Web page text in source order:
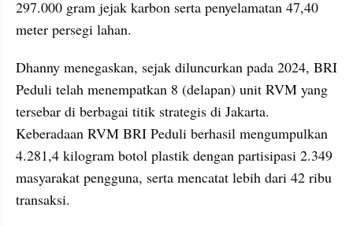
297.000 gram jejak karbon serta penyelamatan 47,40
meter persegi lahan.
Dhanny menegaskan, sejak diluncurkan pada 2024, BRI
Peduli telah menempatkan 8 (delapan) unit RVM yang
tersebar di berbagai titik strategis di Jakarta.
Keberadaan RVM BRI Peduli berhasil mengumpulkan
4.281,4 kilogram botol plastik dengan partisipasi 2.349
masyarakat pengguna, serta mencatat lebih dari 42 ribu
transaksi.